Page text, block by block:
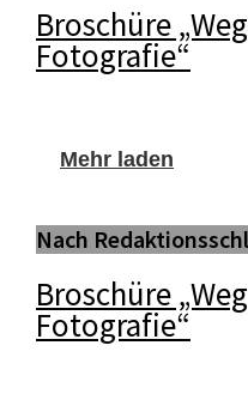
Broschüre
Fotografie“
Mehr laden
Nach
Broschüre
Fotografie“